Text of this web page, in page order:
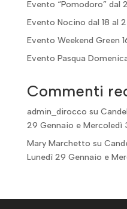
Evento “Pomodoro” dal
Evento Nocino dal 18 al
Evento Weekend Green
Evento Pasqua
Commenti
admin_dirocco su
29 Gennaio e Mercoledì
Mary Marchetto su
Lunedì 29 Gennaio e